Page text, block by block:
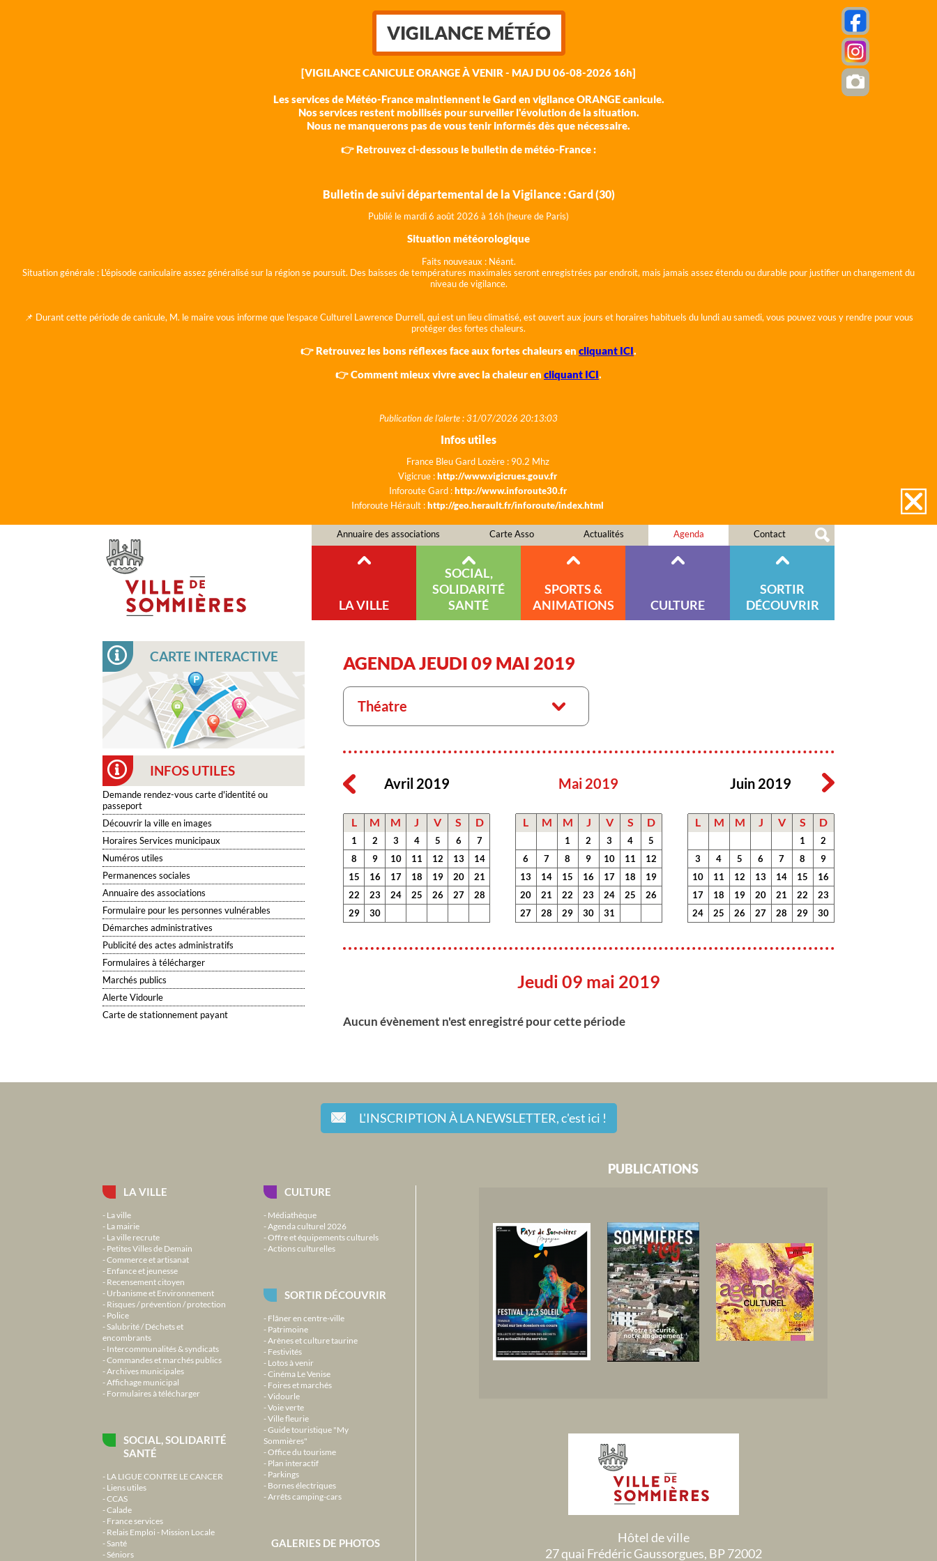
VIGILANCE MÉTÉO
[VIGILANCE CANICULE ORANGE À VENIR - MAJ DU 06-08-2026 16h]
Les services de Météo-France maintiennent le Gard en vigilance ORANGE canicule.
Nos services restent mobilisés pour surveiller l'évolution de la situation.
Nous ne manquerons pas de vous tenir informés dès que nécessaire.
👉 Retrouvez ci-dessous le bulletin de météo-France :
Bulletin de suivi départemental de la Vigilance : Gard (30)
Publié le mardi 6 août 2026 à 16h (heure de Paris)
Situation météorologique
Faits nouveaux : Néant.
Situation générale : L'épisode caniculaire assez généralisé sur la région se poursuit. Des baisses de températures maximales seront enregistrées par endroit, mais jamais assez étendu ou durable pour justifier un changement du
niveau de vigilance.
📌 Durant cette période de canicule, M. le maire vous informe que l'espace Culturel Lawrence Durrell, qui est un lieu climatisé, est ouvert aux jours et horaires habituels du lundi au samedi, vous pouvez vous y rendre pour vous
protéger des fortes chaleurs.
👉 Retrouvez les bons réflexes face aux fortes chaleurs en cliquant ICI.
👉 Comment mieux vivre avec la chaleur en cliquant ICI.
Publication de l'alerte : 31/07/2026 20:13:03
Infos utiles
France Bleu Gard Lozère : 90.2 Mhz
Vigicrue :http://www.vigicrues.gouv.fr
Inforoute Gard :http://www.inforoute30.fr
Inforoute Hérault :http://geo.herault.fr/inforoute/index.html
Annuaire des associations Carte Asso Actualités Agenda Contact
LA VILLE
SOCIAL,
SOLIDARITÉ
SANTÉ
SPORTS &
ANIMATIONS
CULTURE
SORTIR
DÉCOUVRIR
CARTE INTERACTIVE
INFOS UTILES
Demande rendez-vous carte d'identité ou
passeport
Découvrir la ville en images
Horaires Services municipaux
Numéros utiles
Permanences sociales
Annuaire des associations
Formulaire pour les personnes vulnérables
Démarches administratives
Publicité des actes administratifs
Formulaires à télécharger
Marchés publics
Alerte Vidourle
Carte de stationnement payant
AGENDA JEUDI 09 MAI 2019
Théatre
Avril 2019
L M M J V S D
1 2 3 4 5 6
7
8
9 10 11 12 13
14
15
16 17 18 19 20
21
22
23 24 25 26 27
28
29
30
Mai 2019
L M M J V S D
1 2 3 4
5
6
7 8 9 10 11
12
13
14 15 16 17 18
19
20
21 22 23 24 25
26
27
28 29 30 31
Juin 2019
L M M J V S D
1
2
3
4 5 6 7 8
9
10
11 12 13 14 15
16
17
18 19 20 21 22
23
24
25 26 27 28 29 30
Jeudi 09 mai 2019
Aucun évènement n'est enregistré pour cette période
L'INSCRIPTION À LA NEWSLETTER,c'est ici !
LA VILLE
La ville
La mairie
La ville recrute
Petites Villes de Demain
Commerce et artisanat
Enfance et jeunesse
Recensement citoyen
Urbanisme et Environnement
Risques / prévention / protection
Police
Salubrité / Déchets et
encombrants
Intercommunalités & syndicats
Commandes et marchés publics
Archives municipales
Affichage municipal
Formulaires à télécharger
SOCIAL, SOLIDARITÉ
SANTÉ
LA LIGUE CONTRE LE CANCER
Liens utiles
CCAS
Calade
France services
Relais Emploi - Mission Locale
Santé
Séniors
CULTURE
Médiathèque
Agenda culturel 2026
Offre et équipements culturels
Actions culturelles
SORTIR DÉCOUVRIR
Flâner en centre-ville
Patrimoine
Arènes et culture taurine
Festivités
Lotos à venir
Cinéma Le Venise
Foires et marchés
Vidourle
Voie verte
Ville fleurie
Guide touristique "My
Sommières"
Office du tourisme
Plan interactif
Parkings
Bornes électriques
Arrêts camping-cars
GALERIES DE PHOTOS
PUBLICATIONS
Hôtel de ville
27 quai Frédéric Gaussorgues, BP 72002